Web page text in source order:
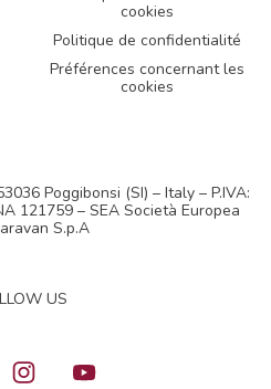
cookies
Politique de confidentialité
Préférences concernant les
cookies
Poggibonsi (SI) – Italy – P.IVA:
121759 – SEA Società Europea
S.p.A
US